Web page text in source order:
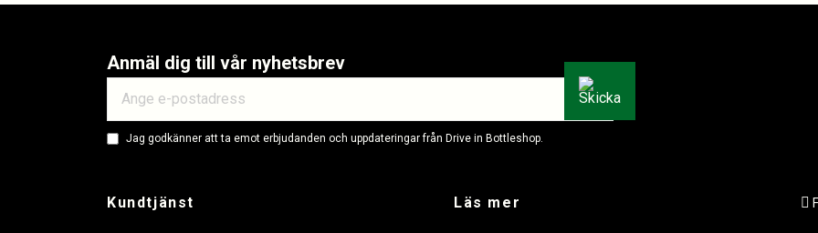
Anmäl dig till vår nyhetsbrev
Jag godkänner att ta emot erbjudanden och uppdateringar från Drive in Bottleshop.
Kundtjänst Läs mer